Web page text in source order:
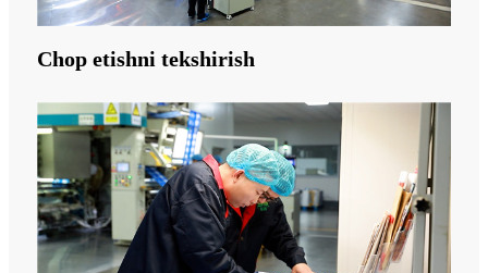
Chop etishni tekshirish